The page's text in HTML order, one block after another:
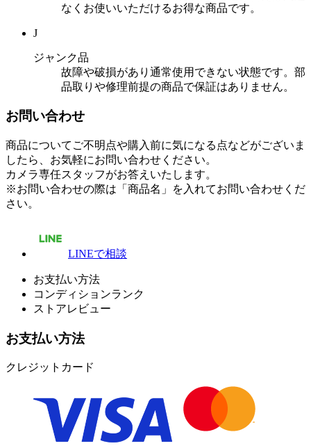
なくお使いいただけるお得な商品です。
J
ジャンク品
故障や破損があり通常使用できない状態です。部
品取りや修理前提の商品で保証はありません。
お問い合わせ
商品についてご不明点や購入前に気になる点などがございま
したら、お気軽にお問い合わせください。
カメラ専任スタッフがお答えいたします。
※お問い合わせの際は「商品名」を入れてお問い合わせくだ
さい。
LINEで相談
お支払い方法
コンディションランク
ストアレビュー
お支払い方法
クレジットカード